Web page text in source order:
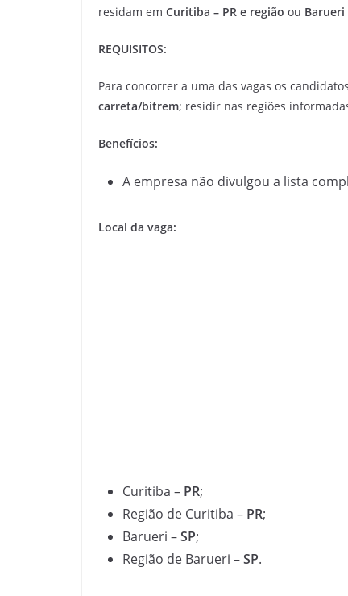
residam em Curitiba – PR e região ou Barueri
REQUISITOS:
Para concorrer a uma das vagas os
carreta/bitrem; residir nas regiões
Benefícios:
A empresa não divulgou a lista
Local da vaga:
Curitiba – PR;
Região de Curitiba – PR;
Barueri –SP;
Região de Barueri –SP.